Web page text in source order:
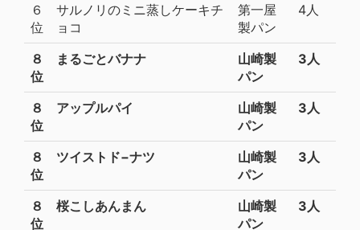
６
位
サルノリのミニ蒸しケーキチ
ョコ
第一屋
製パン
4人
８
位
まるごとバナナ
山崎製
パン
3人
８
位
アップルパイ
山崎製
パン
3人
８
位
ツイストド−ナツ
山崎製
パン
3人
８
位
桜こしあんまん
山崎製
パン
3人